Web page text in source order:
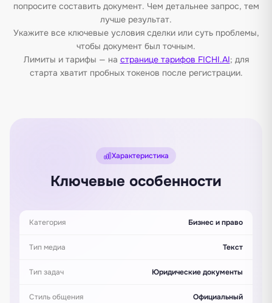
попросите составить документ. Чем детальнее запрос, тем
лучше результат.
Укажите все ключевые условия сделки или суть проблемы,
чтобы документ был точным.
Лимиты и тарифы — на странице тарифов FICHI.AI; для
старта хватит пробных токенов после регистрации.
Характеристика
Ключевые особенности
Категория Бизнес и право
Тип медиа Текст
Тип задач Юридические документы
Стиль общения Официальный